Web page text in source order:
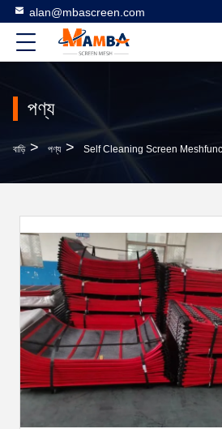
alan@mbascreen.com
পণ্য
বাড়ি > পণ্য > Self Cleaning Screen Meshfunction GtElInit() {var Lib = New